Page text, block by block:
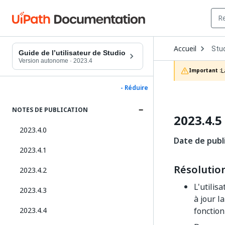
Guide de l’utilisateur de Studio
Version autonome · 2023.4
- Réduire
NOTES DE PUBLICATION
2023.4.0
2023.4.1
2023.4.2
2023.4.3
2023.4.4
Accueil Open
to
Important :
2023.4.5
Date de
à jour